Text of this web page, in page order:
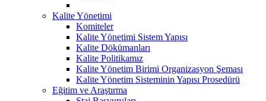
Kalite Yönetimi
Komiteler
Kalite Yönetimi Sistem Yapısı
Kalite Dökümanları
Kalite Politikamız
Kalite Yönetim Birimi Organizasyon Şeması
Kalite Yönetim Sisteminin Yapısı Prosedürü
Eğitim ve Araştırma